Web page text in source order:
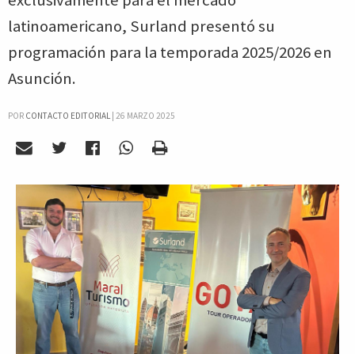
latinoamericano, Surland presentó su
programación para la temporada 2025/2026 en
Asunción.
POR CONTACTO EDITORIAL| 26 MARZO 2025